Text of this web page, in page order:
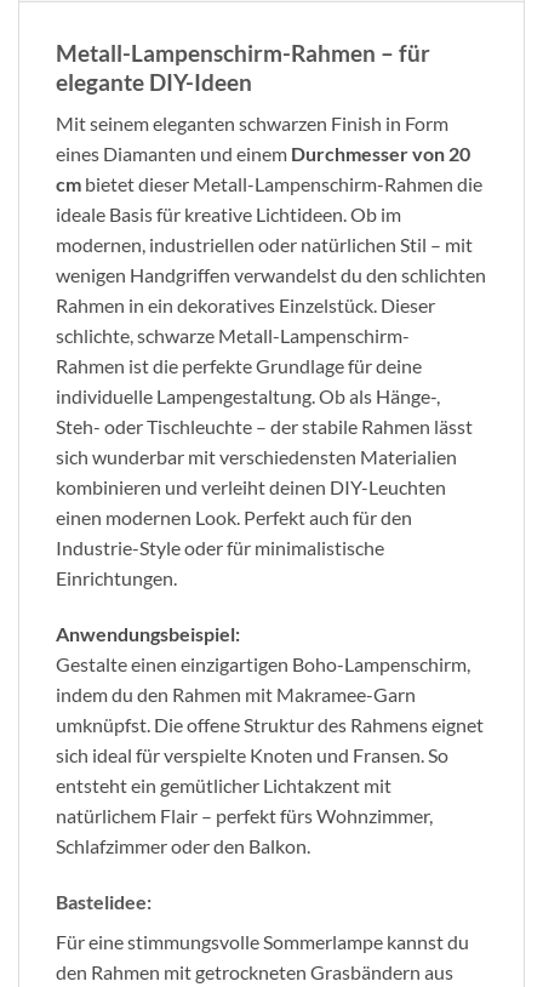
Metall-Lampenschirm-Rahmen – für
elegante DIY-Ideen
Mit seinem eleganten schwarzen Finish in Form
eines Diamanten und einem Durchmesser von 20
cm bietet dieser Metall-Lampenschirm-Rahmen die
ideale Basis für kreative Lichtideen. Ob im
modernen, industriellen oder natürlichen Stil – mit
wenigen Handgriffen verwandelst du den schlichten
Rahmen in ein dekoratives Einzelstück. Dieser
schlichte, schwarze Metall-Lampenschirm-
Rahmen ist die perfekte Grundlage für deine
individuelle Lampengestaltung. Ob als Hänge-,
Steh- oder Tischleuchte – der stabile Rahmen lässt
sich wunderbar mit verschiedensten Materialien
kombinieren und verleiht deinen DIY-Leuchten
einen modernen Look. Perfekt auch für den
Industrie-Style oder für minimalistische
Einrichtungen.
Anwendungsbeispiel:
Gestalte einen einzigartigen Boho-Lampenschirm,
indem du den Rahmen mit Makramee-Garn
umknüpfst. Die offene Struktur des Rahmens eignet
sich ideal für verspielte Knoten und Fransen. So
entsteht ein gemütlicher Lichtakzent mit
natürlichem Flair – perfekt fürs Wohnzimmer,
Schlafzimmer oder den Balkon.
Bastelidee:
Für eine stimmungsvolle Sommerlampe kannst du
den Rahmen mit getrockneten Grasbändern aus